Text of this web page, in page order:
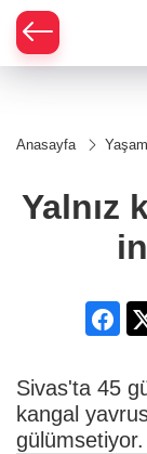
Anasayfa Yaşam
Yalnız
Sivas'ta 45
kangal
gülümsetiyor.